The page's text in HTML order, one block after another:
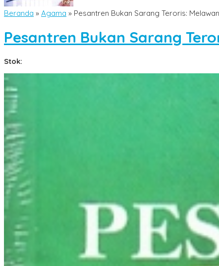
Beranda » Agama » Pesantren Bukan Sarang Teroris:
Pesantren Bukan Sarang
Stok: